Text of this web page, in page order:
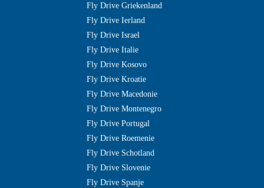
Fly Drive Griekenland
Fly Drive Ierland
Fly Drive Israel
Fly Drive Italie
Fly Drive Kosovo
Fly Drive Kroatie
Fly Drive Macedonie
Fly Drive Montenegro
Fly Drive Portugal
Fly Drive Roemenie
Fly Drive Schotland
Fly Drive Slovenie
Fly Drive Spanje